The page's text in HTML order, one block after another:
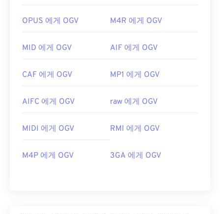
OPUS 에게 OGV M4R 에게 OGV
MID 에게 OGV AIF 에게 OGV
CAF 에게 OGV MP1 에게 OGV
AIFC 에게 OGV raw 에게 OGV
MIDI 에게 OGV RMI 에게 OGV
M4P 에게 OGV 3GA 에게 OGV